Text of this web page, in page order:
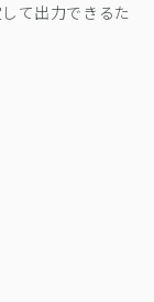
て出力できるた